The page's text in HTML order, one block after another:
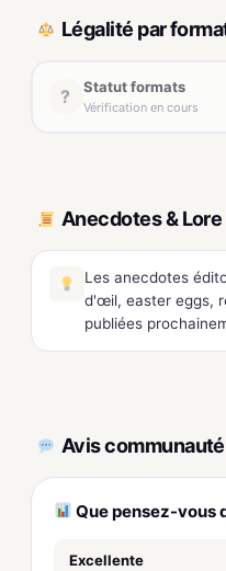
Légalité par
? Statut formats
Vérification en cours
Anecdotes & Lore
Les anecdotes
d'œil, easter eggs,
publiées
Avis communauté
Que pensez-vous
Excellente